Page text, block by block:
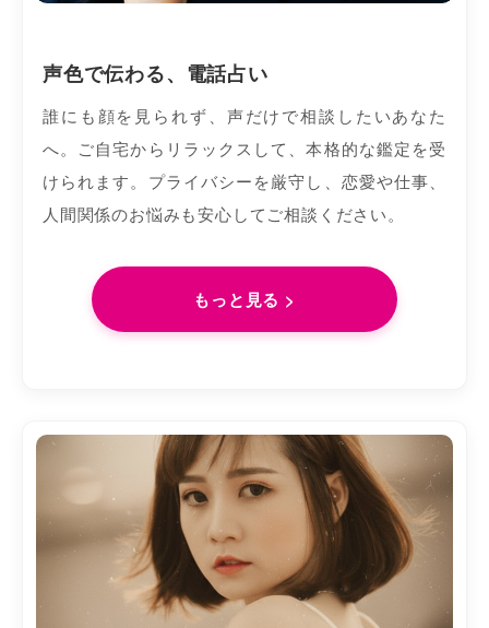
声色で伝わる、電話占い
誰にも顔を見られず、声だけで相談したいあなた
へ。ご自宅からリラックスして、本格的な鑑定を受
けられます。プライバシーを厳守し、恋愛や仕事、
人間関係のお悩みも安心してご相談ください。
もっと見る >